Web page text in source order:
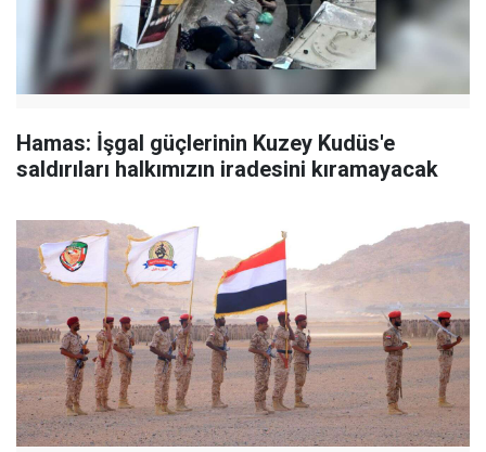
Hamas: İşgal güçlerinin Kuzey Kudüs'e
saldırıları halkımızın iradesini kıramayacak